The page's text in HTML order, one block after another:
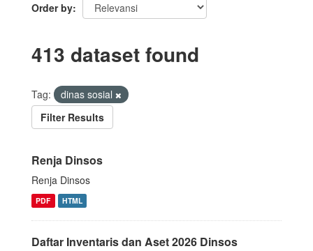
Order by
413 dataset found
Tag:
dinas sosial
Filter Results
Renja Dinsos
Renja Dinsos
PDF HTML
Daftar Inventaris dan Aset 2026 Dinsos